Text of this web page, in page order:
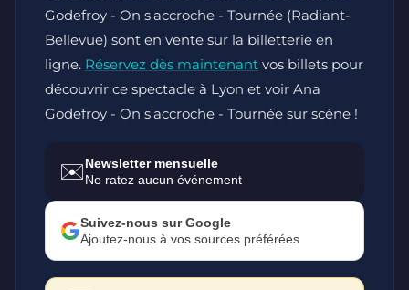
Godefroy - On s'accroche - Tournée (Radiant-
Bellevue) sont en vente sur la billetterie en
ligne. Réservez dès maintenant vos billets pour
découvrir ce spectacle à Lyon et voir Ana
Godefroy - On s'accroche - Tournée sur scène !
✉️Newsletter mensuelle
Ne ratez aucun événement
Suivez-nous sur Google
Ajoutez-nous à vos sources préférées